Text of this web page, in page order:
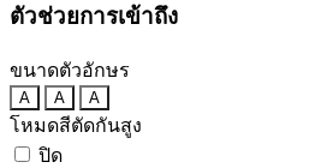
ตัวช่วยการเข้าถึง
ขนาดตัวอักษร
A A A
โหมดสีตัดกันสูง
ปิด